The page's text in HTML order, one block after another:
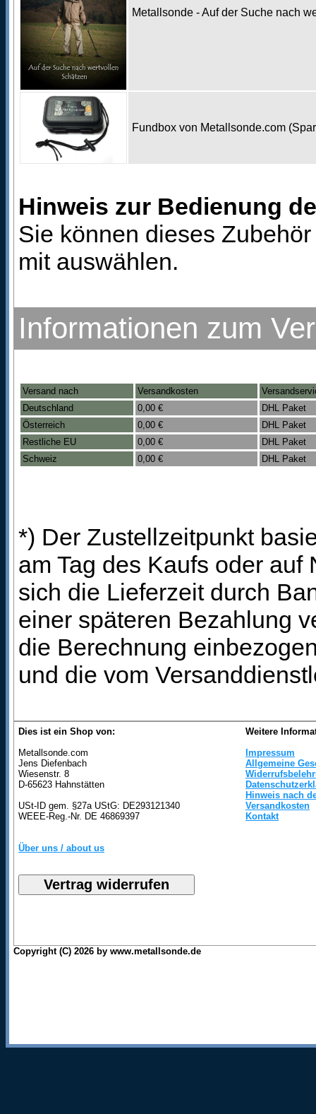
Metallsonde - Auf der Suche nach
Fundbox von Metallsonde.com
Hinweis zur Bedienung
Sie können dieses
mit auswählen.
Informationen zum
Versand nach Versandkosten
Deutschland
0,00 €
DHL Paket
Österreich
0,00 €
DHL Paket
Restliche EU
0,00 €
DHL Paket
Schweiz
0,00 € DHL Paket
*) Der Zustellzeitpunkt
am Tag des Kaufs oder
sich die Lieferzeit durch
einer späteren Bezahlung
die Berechnung
und die vom
Dies ist ein Shop von:
Metallsonde.com
Jens Diefenbach
Wiesenstr. 8
D-65623 Hahnstätten
USt-ID gem. §27a UStG: DE293121340
WEEE-Reg.-Nr. DE 46869397
Über uns / about us
Weitere
Impressum
Allgemeine
Hinweis nach
Versandkosten
Kontakt
Copyright (C) 2026 by www.metallsonde.de